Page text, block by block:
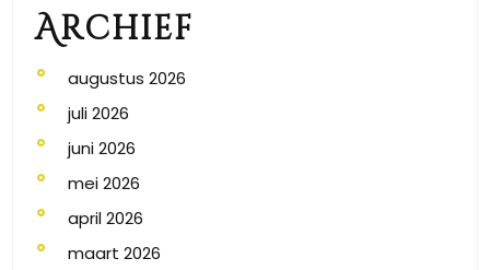
Archief
augustus 2026
juli 2026
juni 2026
mei 2026
april 2026
maart 2026